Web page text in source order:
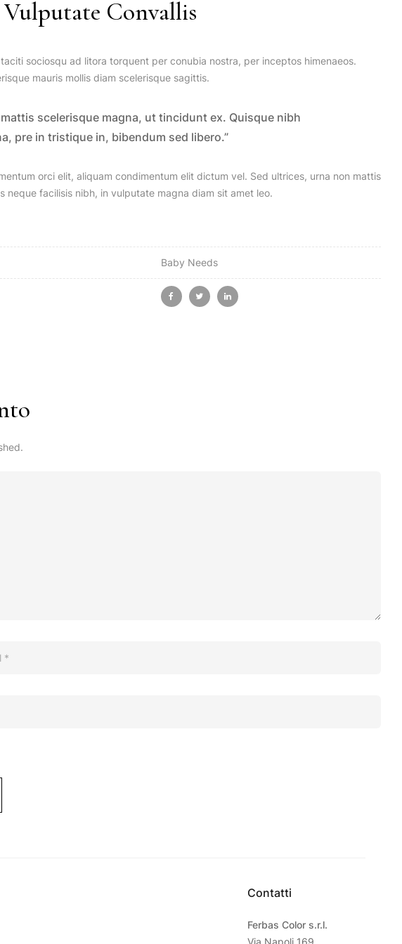
Convallis
sociosqu ad litora torquent per conubia nostra, per inceptos himenaeos.
mauris mollis diam scelerisque sagittis.
mattis scelerisque magna, ut tincidunt ex. Quisque nibh
pre in tristique in, bibendum sed libero.”
orci elit, aliquam condimentum elit dictum vel. Sed ultrices, urna non mattis
neque facilisis nibh, in vulputate magna diam sit amet leo.
Baby Needs
Contatti
Ferbas Color s.r.l.
Via Napoli 169,